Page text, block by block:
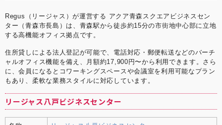
Regus（リージャス）が運営する アクア青森スクエアビジネスセン
ター（青森市長島）は、青森駅から徒歩約15分の市街地中心部に立地
する高機能オフィス拠点です。
住所貸しによる法人登記が可能で、電話対応・郵便転送などのバーチ
ャルオフィス機能を備え、月額約17,900円〜から利用できます。さら
に、会員になるとコワーキングスペースや会議室を利用可能なプラン
もあり、柔軟な業務スタイルに対応しています。
リージャス八戸ビジネスセンター